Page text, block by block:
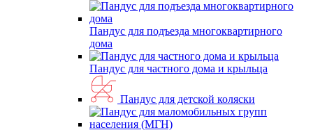
Пандус для подъезда многоквартирного
дома
Пандус для частного дома и крыльца
Пандус для детской коляски